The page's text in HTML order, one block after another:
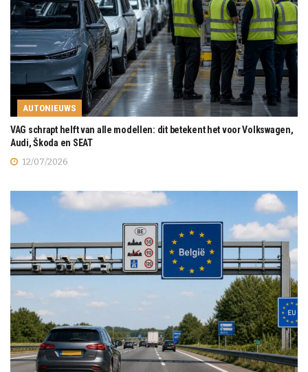
AUTONIEUWS
VAG schrapt helft van alle modellen: dit betekent het voor Volkswagen,
Audi, Škoda en SEAT
12/07/2026